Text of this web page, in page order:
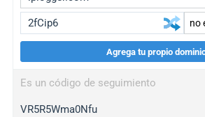
wl.gl
ed.tc
Agrega tu propio
Es un código de seguimiento
VR5R5Wma0Nfu